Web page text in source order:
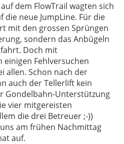
dem FlowTrail wagten sich
neue JumpLine. Für die
mit den grossen Sprüngen
sondern das Anbügeln
Doch mit
Fehlversuchen
allen. Schon nach der
auch der Tellerlift kein
Gondelbahn-Unterstützung
vier mitgereisten
die drei Betreuer ;-))
am frühen Nachmittag
auf.